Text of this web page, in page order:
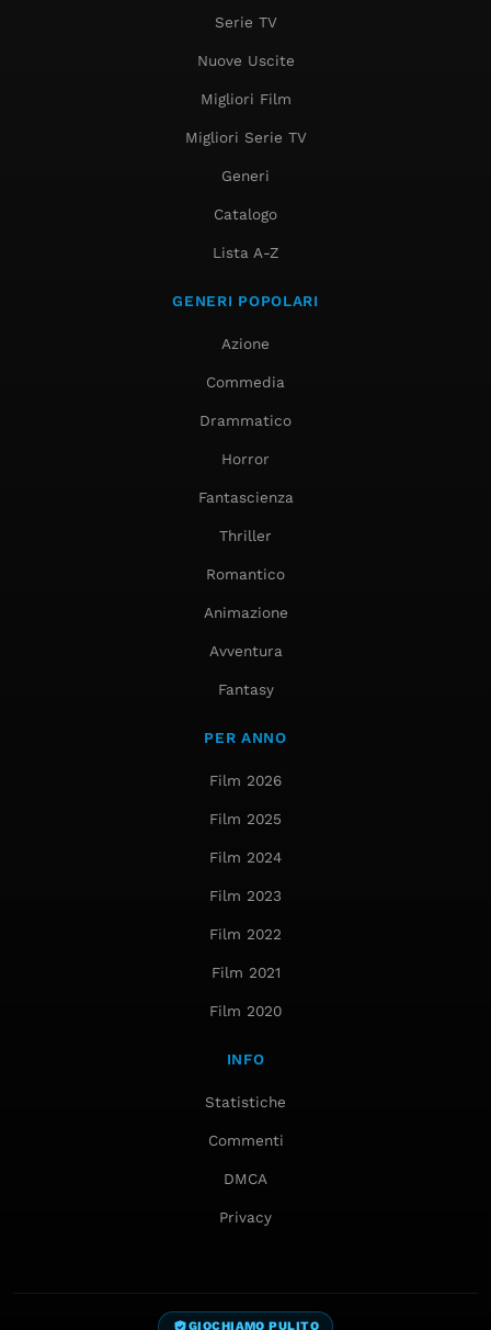
Serie TV
Nuove Uscite
Migliori Film
Migliori Serie TV
Generi
Catalogo
Lista A-Z
GENERI POPOLARI
Azione
Commedia
Drammatico
Horror
Fantascienza
Thriller
Romantico
Animazione
Avventura
Fantasy
PER ANNO
Film 2026
Film 2025
Film 2024
Film 2023
Film 2022
Film 2021
Film 2020
INFO
Statistiche
Commenti
DMCA
Privacy
GIOCHIAMO PULITO